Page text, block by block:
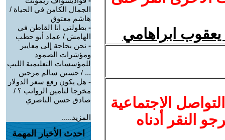
ابراهامي
الاجتماعية
النقر أدناه
الجمال الكامن في الحياة /
هاشم معتوق
- بطولتي انا القاطن في
الهامش / عماد أبو حطب
- نحن بحاجة إلى معايير
ومؤشرات الصمود
للمؤسسات التعليمية الليب
... / حسين سالم مرجين
- هل يكون رفع سعر الدولار
مخرجا لتأمين الرواتب ؟ /
صادق حسن الناصري
المزيد.....
احدث الأخبار المهمة